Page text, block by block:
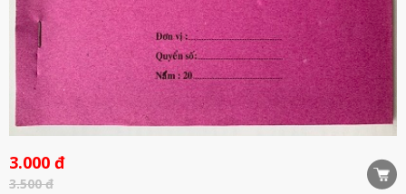
3.000 đ
3.500 đ